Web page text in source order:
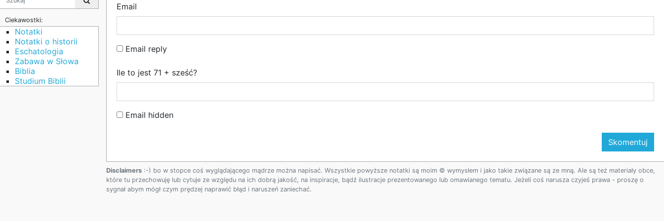
Ciekawostki:
Notatki
Notatki o historii
Eschatologia
Zabawa w Słowa
Biblia
Studium Biblii
Email
Email reply
Ile to jest 71 + sześć?
Email hidden
Disclaimers :-) bo w stopce coś wyglądającego mądrze można napisać. Wszystkie powyższe notatki są moim © wymysłem i jako takie związane są ze mną. Ale są też materiały obce,
które tu przechowuję lub cytuje ze względu na ich dobrą jakość, na inspiracje, bądź ilustracje prezentowanego lub omawianego tematu. Jeżeli coś narusza czyjeś prawa - proszę o
sygnał abym mógł czym prędzej naprawić błąd i naruszeń zaniechać.